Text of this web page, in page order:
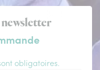
obligatoires.